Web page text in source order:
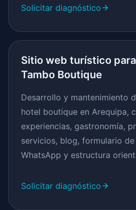
Solicitar diagnóstico
Sitio web turístico
Tambo Boutique
Desarrollo y mantenimiento
hotel boutique en Arequipa,
experiencias, gastronomía,
servicios, blog, formulario
WhatsApp y estructura
Solicitar diagnóstico